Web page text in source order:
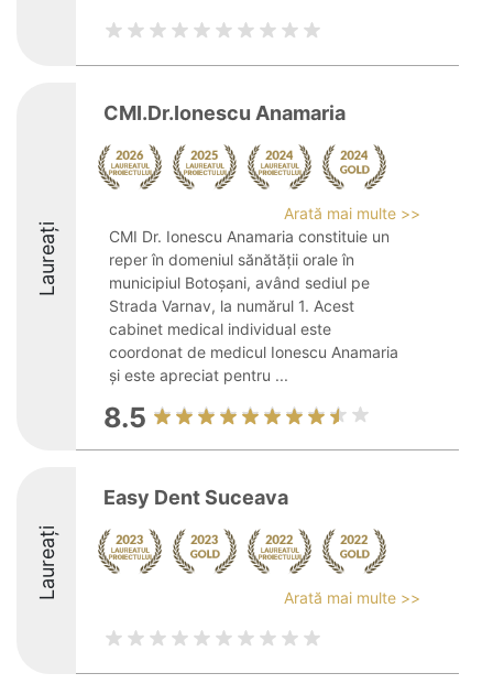
Laureați
CMI.Dr.Ionescu Anamaria
Arată mai multe >>
CMI Dr. Ionescu Anamaria constituie un
reper în domeniul sănătății orale în
municipiul Botoșani, având sediul pe
Strada Varnav, la numărul 1. Acest
cabinet medical individual este
coordonat de medicul Ionescu Anamaria
și este apreciat pentru ...
8.5
Laureați
Easy Dent Suceava
Arată mai multe >>